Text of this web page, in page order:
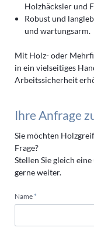
Holzhäcksler und
Robust und
und wartungsarm.
Mit Holz- oder
in ein vielseitiges
Arbeitssicherheit
Ihre Anfrage
Sie möchten
Frage?
Stellen Sie gleich
gerne weiter.
Pflichtfeld
Name *